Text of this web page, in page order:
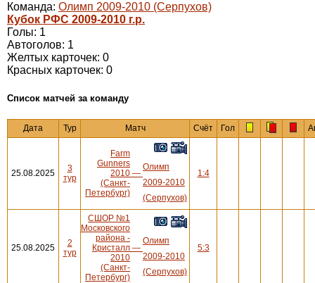
Команда: Олимп 2009-2010 (Серпухов)
Кубок РФС 2009-2010 г.р.
Голы: 1
Автоголов: 1
Желтых карточек: 0
Красных карточек: 0
Cписок матчей за команду
Дата Тур Матч Счёт Гол
25.08.2025
3
тур
Farm
Gunners
2010
(Санкт-
Петербург)
—
Олимп
2009-2010
(Серпухов)
1:4
25.08.2025
2
тур
СШОР №1
Московского
района -
Кристалл
2010
(Санкт-
Петербург)
—
Олимп
2009-2010
(Серпухов)
5:3